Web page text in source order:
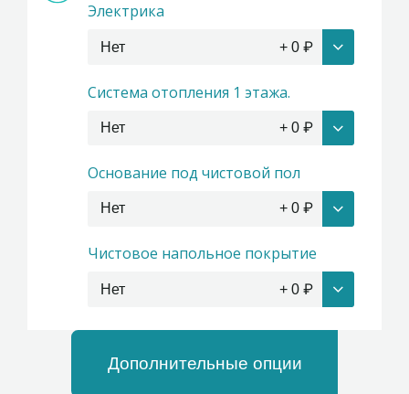
Дополнительные опции
Электрика
Нет + 0 ₽
Система отопления 1 этажа.
Нет + 0 ₽
Основание под чистовой пол
Нет + 0 ₽
Чистовое напольное покрытие
Нет + 0 ₽